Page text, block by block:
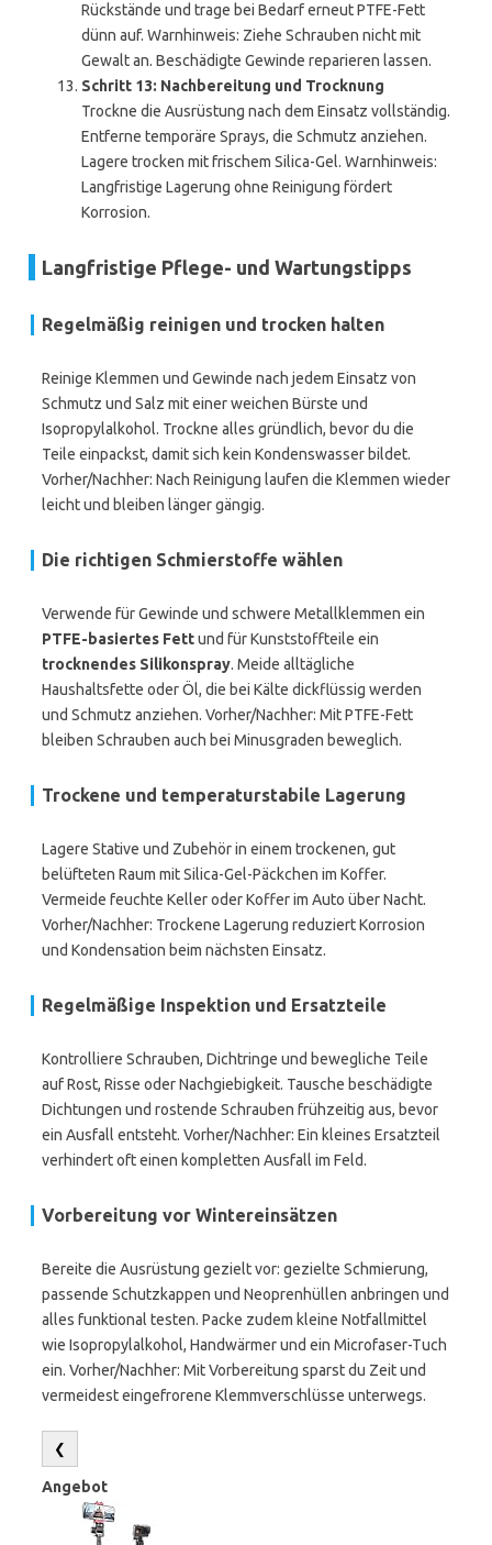
Rückstände und trage bei Bedarf erneut PTFE-Fett
dünn auf. Warnhinweis: Ziehe Schrauben nicht mit
Gewalt an. Beschädigte Gewinde reparieren lassen.
Schritt 13: Nachbereitung und Trocknung
Trockne die Ausrüstung nach dem Einsatz vollständig.
Entferne temporäre Sprays, die Schmutz anziehen.
Lagere trocken mit frischem Silica-Gel. Warnhinweis:
Langfristige Lagerung ohne Reinigung fördert
Korrosion.
Langfristige Pflege- und Wartungstipps
Regelmäßig reinigen und trocken halten
Reinige Klemmen und Gewinde nach jedem Einsatz von
Schmutz und Salz mit einer weichen Bürste und
Isopropylalkohol. Trockne alles gründlich, bevor du die
Teile einpackst, damit sich kein Kondenswasser bildet.
Vorher/Nachher: Nach Reinigung laufen die Klemmen wieder
leicht und bleiben länger gängig.
Die richtigen Schmierstoffe wählen
Verwende für Gewinde und schwere Metallklemmen ein
PTFE-basiertes Fettund für Kunststoffteile ein
trocknendes Silikonspray. Meide alltägliche
Haushaltsfette oder Öl, die bei Kälte dickflüssig werden
und Schmutz anziehen. Vorher/Nachher: Mit PTFE-Fett
bleiben Schrauben auch bei Minusgraden beweglich.
Trockene und temperaturstabile Lagerung
Lagere Stative und Zubehör in einem trockenen, gut
belüfteten Raum mit Silica-Gel-Päckchen im Koffer.
Vermeide feuchte Keller oder Koffer im Auto über Nacht.
Vorher/Nachher: Trockene Lagerung reduziert Korrosion
und Kondensation beim nächsten Einsatz.
Regelmäßige Inspektion und Ersatzteile
Kontrolliere Schrauben, Dichtringe und bewegliche Teile
auf Rost, Risse oder Nachgiebigkeit. Tausche beschädigte
Dichtungen und rostende Schrauben frühzeitig aus, bevor
ein Ausfall entsteht. Vorher/Nachher: Ein kleines Ersatzteil
verhindert oft einen kompletten Ausfall im Feld.
Vorbereitung vor Wintereinsätzen
Bereite die Ausrüstung gezielt vor: gezielte Schmierung,
passende Schutzkappen und Neoprenhüllen anbringen und
alles funktional testen. Packe zudem kleine Notfallmittel
wie Isopropylalkohol, Handwärmer und ein Microfaser-Tuch
ein. Vorher/Nachher: Mit Vorbereitung sparst du Zeit und
vermeidest eingefrorene Klemmverschlüsse unterwegs.
❮
Angebot